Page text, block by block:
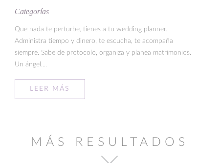
Categorías
Que nada te perturbe, tienes a tu wedding planner.
Administra tiempo y dinero, te escucha, te acompaña
siempre. Sabe de protocolo, organiza y planea matrimonios.
Un ángel....
LEER MÁS
MÁS RESULTADOS